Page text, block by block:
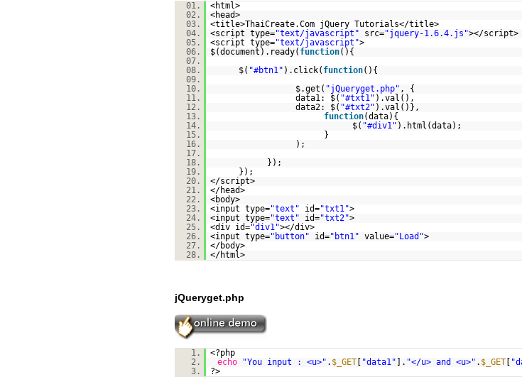
01.
<html>
02.
<head>
03.
<title>ThaiCreate.Com jQuery Tutorials</title>
04.
<script type="text/javascript" src="jquery-1.6.4.js"></script>
05.
<script type="text/javascript">
06.
$(document).ready( function(){
07.
08.
$( "#btn1" ).click( function(){
09.
10.
$.get( "jQueryget.php" , {
11.
data1: $( "#txt1" ).val(),
12.
data2: $( "#txt2" ).val()},
13.
function(data){
14.
$( "#div1" ).html(data);
15.
}
16.
);
17.
18.
});
19.
});
20.
</script>
21.
</head>
22.
<body>
23.
<input type="text" id="txt1">
24.
<input type="text" id="txt2">
25.
<div id="div1"></div>
26.
<input type="button" id="btn1" value="Load">
27.
</body>
28.
</html>
jQueryget.php
1.
<?php
2.
echo "You input : <u>" . $_GET[ "data1" ]. "</u> and <u>" . $_GET[
3.
?>